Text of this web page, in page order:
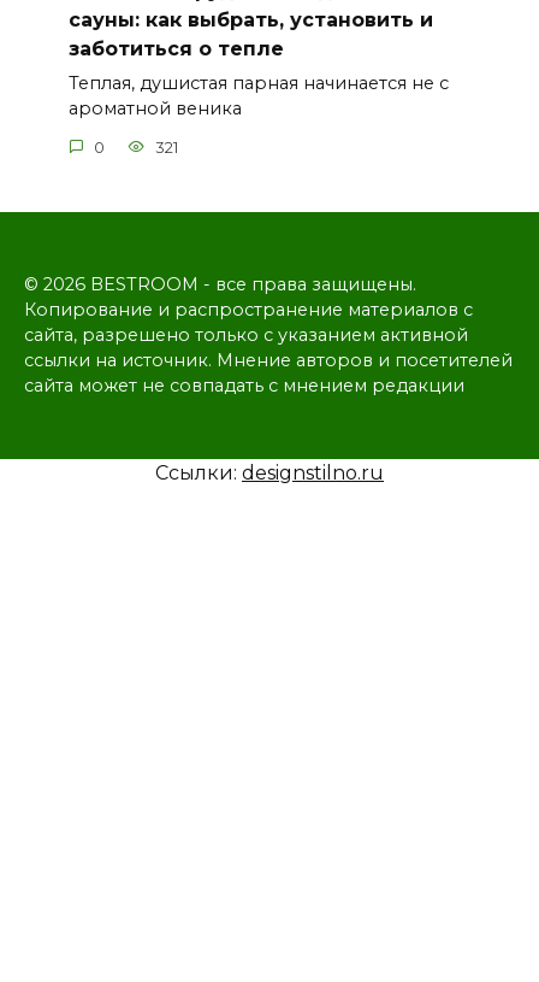
сауны: как выбрать, установить и
заботиться о тепле
Теплая, душистая парная начинается не с
ароматной веника
0 321
© 2026 BESTROOM - все права защищены.
Копирование и распространение материалов с
сайта, разрешено только с указанием активной
ссылки на источник. Мнение авторов и посетителей
сайта может не совпадать с мнением редакции
Ссылки: designstilno.ru